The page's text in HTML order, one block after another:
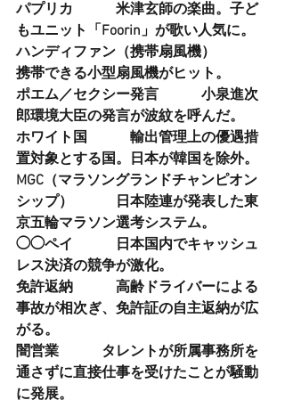
パプリカ    　　米津玄師の楽曲。子ど
もユニット「Foorin」が歌い人気に。
ハンディファン（携帯扇風機）
携帯できる小型扇風機がヒット。
ポエム／セクシー発言    　　小泉進次
郎環境大臣の発言が波紋を呼んだ。
ホワイト国    　　輸出管理上の優遇措
置対象とする国。日本が韓国を除外。
MGC（マラソングランドチャンピオン
シップ）    　　日本陸連が発表した東
京五輪マラソン選考システム。
◯◯ペイ    　　日本国内でキャッシュ
レス決済の競争が激化。
免許返納    　　高齢ドライバーによる
事故が相次ぎ、免許証の自主返納が広
がる。
闇営業    　　タレントが所属事務所を
通さずに直接仕事を受けたことが騒動
に発展。